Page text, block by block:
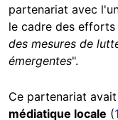
partenariat avec
le cadre des
des mesures de
émergentes".
Ce partenariat
médiatique locale (1